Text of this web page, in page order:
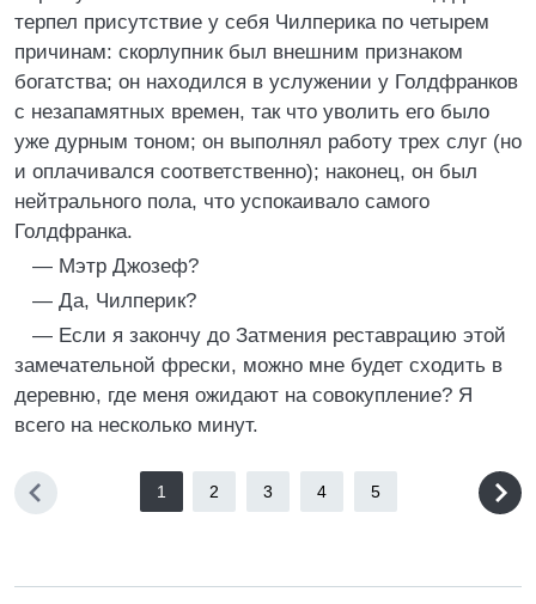
терпел присутствие у себя Чилперика по четырем
причинам: скорлупник был внешним признаком
богатства; он находился в услужении у Голдфранков
с незапамятных времен, так что уволить его было
уже дурным тоном; он выполнял работу трех слуг (но
и оплачивался соответственно); наконец, он был
нейтрального пола, что успокаивало самого
Голдфранка.
— Мэтр Джозеф?
— Да, Чилперик?
— Если я закончу до Затмения реставрацию этой
замечательной фрески, можно мне будет сходить в
деревню, где меня ожидают на совокупление? Я
всего на несколько минут.
1 2 3 4 5